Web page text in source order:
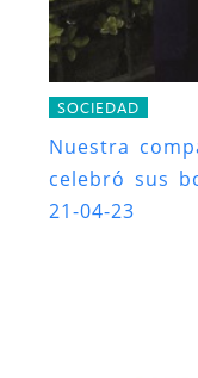
SOCIEDAD
Nuestra
celebró sus
21-04-23